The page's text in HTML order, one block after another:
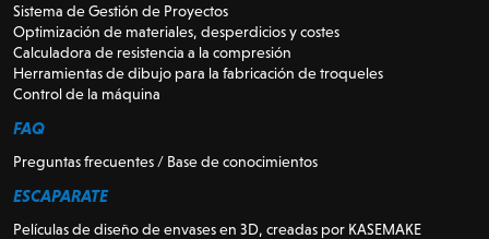
Sistema de Gestión de Proyectos
Optimización de materiales, desperdicios y costes
Calculadora de resistencia a la compresión
Herramientas de dibujo para la fabricación de troqueles
Control de la máquina
FAQ
Preguntas frecuentes / Base de conocimientos
ESCAPARATE
Películas de diseño de envases en 3D, creadas por KASEMAKE